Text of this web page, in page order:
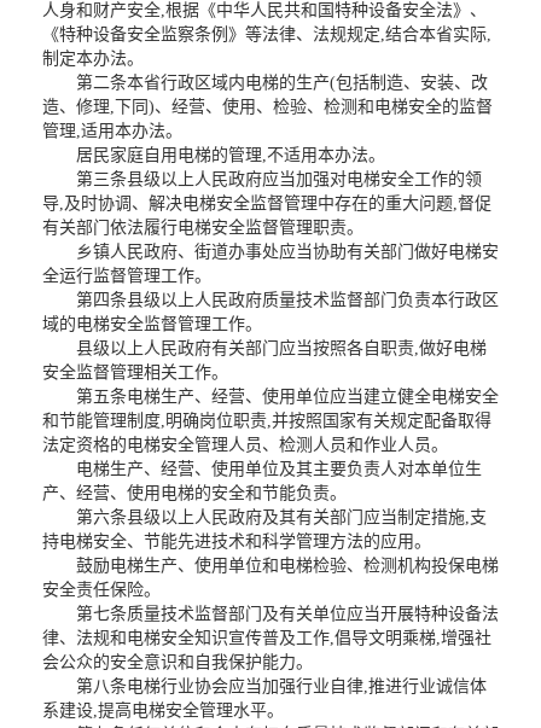
人身和财产安全,根据《中华人民共和国特种设备安全法》、
《特种设备安全监察条例》等法律、法规规定,结合本省实际,
制定本办法。
第二条本省行政区域内电梯的生产(包括制造、安装、改
造、修理,下同)、经营、使用、检验、检测和电梯安全的监督
管理,适用本办法。
居民家庭自用电梯的管理,不适用本办法。
第三条县级以上人民政府应当加强对电梯安全工作的领
导,及时协调、解决电梯安全监督管理中存在的重大问题,督促
有关部门依法履行电梯安全监督管理职责。
乡镇人民政府、街道办事处应当协助有关部门做好电梯安
全运行监督管理工作。
第四条县级以上人民政府质量技术监督部门负责本行政区
域的电梯安全监督管理工作。
县级以上人民政府有关部门应当按照各自职责,做好电梯
安全监督管理相关工作。
第五条电梯生产、经营、使用单位应当建立健全电梯安全
和节能管理制度,明确岗位职责,并按照国家有关规定配备取得
法定资格的电梯安全管理人员、检测人员和作业人员。
电梯生产、经营、使用单位及其主要负责人对本单位生
产、经营、使用电梯的安全和节能负责。
第六条县级以上人民政府及其有关部门应当制定措施,支
持电梯安全、节能先进技术和科学管理方法的应用。
鼓励电梯生产、使用单位和电梯检验、检测机构投保电梯
安全责任保险。
第七条质量技术监督部门及有关单位应当开展特种设备法
律、法规和电梯安全知识宣传普及工作,倡导文明乘梯,增强社
会公众的安全意识和自我保护能力。
第八条电梯行业协会应当加强行业自律,推进行业诚信体
系建设,提高电梯安全管理水平。